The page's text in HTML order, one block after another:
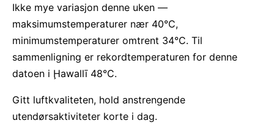
Ikke mye variasjon denne uken —
maksimumstemperaturer nær 40°C,
minimumstemperaturer omtrent 34°C. Til
sammenligning er rekordtemperaturen for denne
datoen i Ḩawallī 48°C.
Gitt luftkvaliteten, hold anstrengende
utendørsaktiviteter korte i dag.